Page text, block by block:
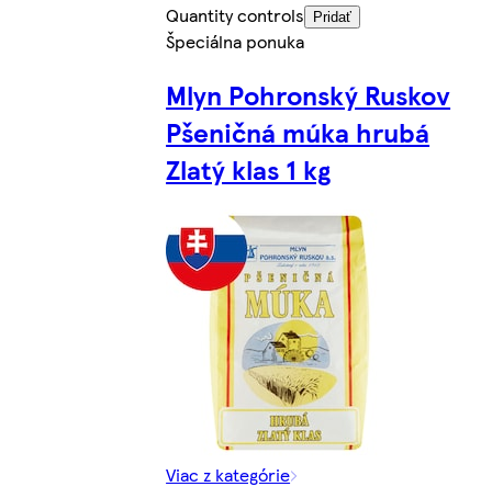
Quantity controls Pridať
Špeciálna ponuka
Mlyn Pohronský Ruskov
Pšeničná múka hrubá
Zlatý klas 1 kg
Viac z kategórie